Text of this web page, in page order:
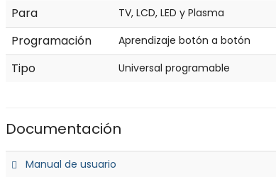
Para TV, LCD, LED y Plasma
Programación Aprendizaje botón a botón
Tipo Universal programable
Documentación
Manual de usuario